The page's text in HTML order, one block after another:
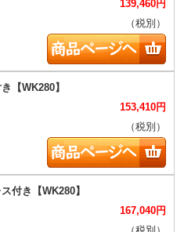
139,460円
（税別）
153,410円
（税別）
167,040円